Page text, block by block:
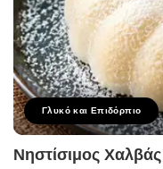
Γλυκό και Επιδόρπιο
Νηστίσιμος